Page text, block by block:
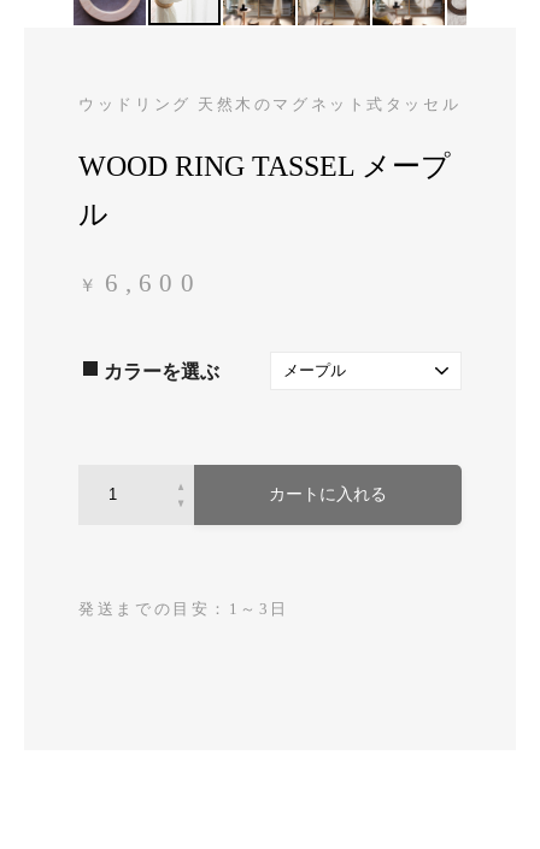
ウッドリング 天然木のマグネット式タッセル
WOOD RING TASSEL メープ
ル
￥ 6,600
カラーを選ぶ
カートに入れる
発送までの目安：1～3日